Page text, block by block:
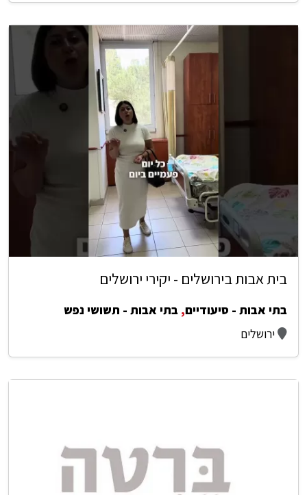
בית אבות בירושלים - יקירי ירושלים
בתי אבות - סיעודיים, בתי אבות - תשושי נפש
ירושלים